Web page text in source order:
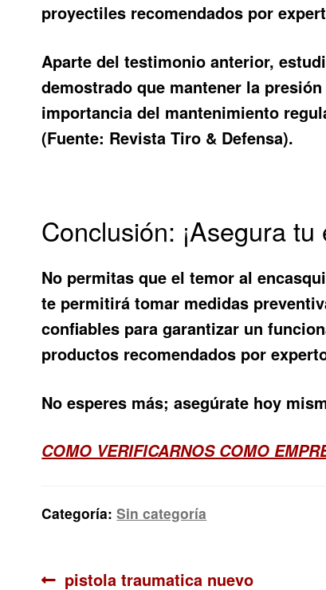
proyectiles recomendados por
Aparte del testimonio anterior,
demostrado que mantener la
importancia del mantenimiento
(Fuente: Revista Tiro & Defensa).
Conclusión: ¡Asegura
No permitas que el temor al
te permitirá tomar medidas
confiables para garantizar un
productos recomendados por
No esperes más; asegúrate hoy
COMO VERIFICARNOS COMO
Categoría:Sin categoría
Anterior:
pistola traumatica nuevo